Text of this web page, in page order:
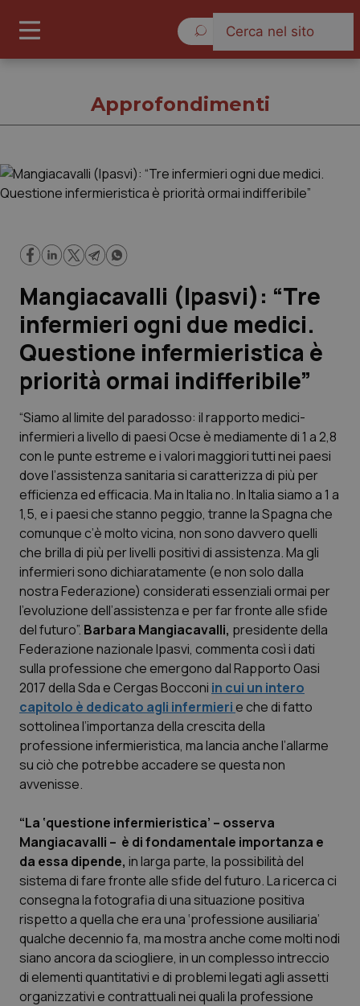
Governo e Parlamento
Regioni e Asl
Lavoro e Professioni
Scienza e Farmaci
Studi e Analisi
Lettere al direttore
Edizioni Regionali
QS Pro
Professionisti Sanitari.AI
Abruzzo
Basilicata
Calabria
Campania
Emilia-Romagna
Friuli Venezia Giulia
Lazio
Liguria
Lombardia
QS Pro Gold
Artrite & artrosi
Asma & BPCO
Car-T
Colesterolo & coronaropatie
Dermatite Atopica
Diabete & glucometri
Disturbi dell’umore
Dolore
QS Club Newsletter
Approfondimenti
Mangiacavalli (Ipasvi): “Tre
infermieri ogni due medici.
Questione infermieristica è
priorità ormai indifferibile”
“Siamo al limite del paradosso: il rapporto medici-
infermieri a livello di paesi Ocse è mediamente di 1 a 2,8
con le punte estreme e i valori maggiori tutti nei paesi
dove l’assistenza sanitaria si caratterizza di più per
efficienza ed efficacia. Ma in Italia no. In Italia siamo a 1 a
1,5, e i paesi che stanno peggio, tranne la Spagna che
comunque c’è molto vicina, non sono davvero quelli
che brilla di più per livelli positivi di assistenza. Ma gli
infermieri sono dichiaratamente (e non solo dalla
nostra Federazione) considerati essenziali ormai per
l’evoluzione dell’assistenza e per far fronte alle sfide
del futuro”. Barbara Mangiacavalli, presidente della
Federazione nazionale Ipasvi, commenta così i dati
sulla professione che emergono dal Rapporto Oasi
2017 della Sda e Cergas Bocconi in cui un intero
capitolo è dedicato agli infermierie che di fatto
sottolinea l’importanza della crescita della
professione infermieristica, ma lancia anche l’allarme
su ciò che potrebbe accadere se questa non
avvenisse.
“La ‘questione infermieristica’ – osserva
Mangiacavalli – è di fondamentale importanza e
da essa dipende, in larga parte, la possibilità del
sistema di fare fronte alle sfide del futuro. La ricerca ci
consegna la fotografia di una situazione positiva
rispetto a quella che era una ‘professione ausiliaria’
qualche decennio fa, ma mostra anche come molti nodi
siano ancora da sciogliere, in un complesso intreccio
di elementi quantitativi e di problemi legati agli assetti
organizzativi e contrattuali nei quali la professione